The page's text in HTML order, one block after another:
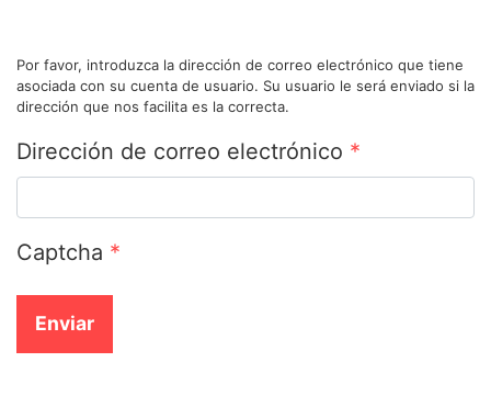
Por favor, introduzca la dirección de correo electrónico que tiene
asociada con su cuenta de usuario. Su usuario le será enviado si la
dirección que nos facilita es la correcta.
Dirección de correo electrónico *
Captcha *
Enviar